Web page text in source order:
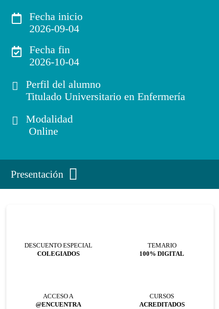
Fecha inicio
2026-09-04
Fecha fin
2026-10-04
Perfil del alumno
Titulado Universitario en Enfermería
Modalidad
Online
Presentación
DESCUENTO ESPECIAL
COLEGIADOS
TEMARIO
100% DIGITAL
ACCESO A
@ENCUENTRA
CURSOS
ACREDITADOS